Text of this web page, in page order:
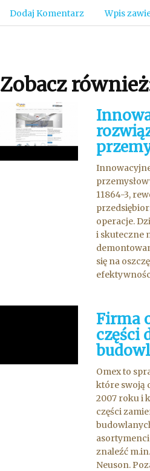
Dodaj Komentarz Wpis
Zobacz
11864-3,
operacje.
i skuteczne
się na
Firma
części
Omex to
które swoją
2007 roku i
części
znaleźć
Neuson.